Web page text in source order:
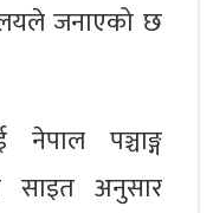
जनाएको छ
पञ्चाङ्ग
साइत अनुसार